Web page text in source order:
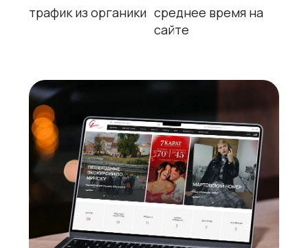
трафик из органики среднее время на
сайте